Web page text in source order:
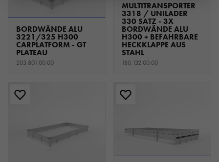
BORDWÄNDE ALU
3221/325 H300
CARPLATFORM - GT
PLATEAU
203.801.00.00
MULTITRANSPORTER
3318 / UNILADER
330 SATZ - 3X
BORDWÄNDE ALU
H300 + BEFAHRBARE
HECKKLAPPE AUS
STAHL
180.132.00.00